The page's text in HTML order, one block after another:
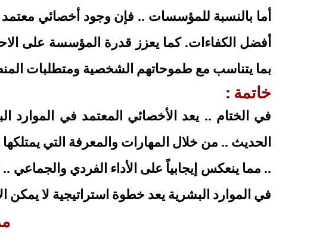
أما بالنسبة للمؤسسات .. فإن وجود أخصائي
أفضل الكفاءات. كما يعزز قدرة المؤسسة على
بما يتناسب مع طموحاتهم الشخصية ومتطلبات
خاتمة :
في الختام .. يعد الأخصائي المعتمد في الموارد
الحديث .. من خلال المهارات والمعرفة التي
.. مما ينعكس إيجابياً على الأداء الفردي
في الموارد البشرية يعد خطوة استراتيجية لا يمكن